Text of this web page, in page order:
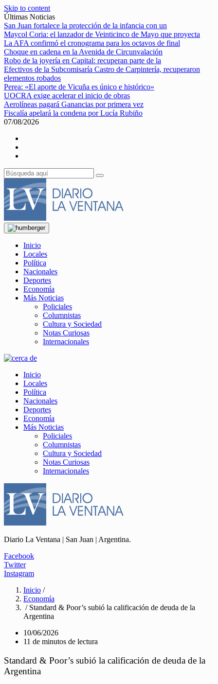
Skip to content
Últimas Noticias
San Juan fortalece la protección de la infancia con un
Maycol Coria: el lanzador de Veinticinco de Mayo que proyecta
La AFA confirmó el cronograma para los octavos de final
Choque en cadena en la Avenida de Circunvalación
Robo de la joyería en Capital: recuperan parte de la
Efectivos de la Subcomisaría Castro de Carpintería, recuperaron
elementos robados
Perea: «El aporte de Vicuña es único e histórico»
UOCRA exige acelerar el inicio de obras
Aerolíneas pagará Ganancias por primera vez
Fiscalía apelará la condena por Lucía Rubiño
07/08/2026
Inicio
Locales
Política
Nacionales
Deportes
Economía
Más Noticias
Policiales
Columnistas
Cultura y Sociedad
Notas Curiosas
Internacionales
Inicio
Locales
Política
Nacionales
Deportes
Economía
Más Noticias
Policiales
Columnistas
Cultura y Sociedad
Notas Curiosas
Internacionales
Diario La Ventana | San Juan | Argentina.
Facebook
Twitter
Instagram
Inicio /
Economía
/ Standard & Poor’s subió la calificación de deuda de la
Argentina
10/06/2026
11 de minutos de lectura
Standard & Poor’s subió la calificación de deuda de la
Argentina